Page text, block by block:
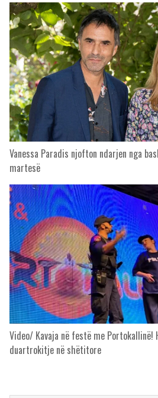
Vanessa Paradis njofton ndarjen nga
martesë
Video/ Kavaja në festë me Portokallinë!
duartrokitje në shëtitore